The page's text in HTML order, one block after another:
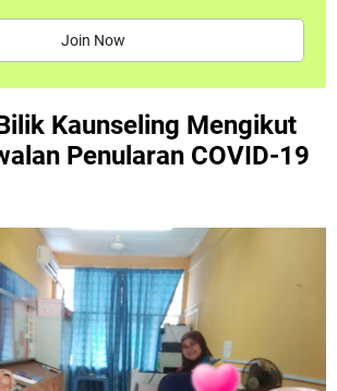
Join Now
Kaunseling Mengikut
Penularan COVID-19